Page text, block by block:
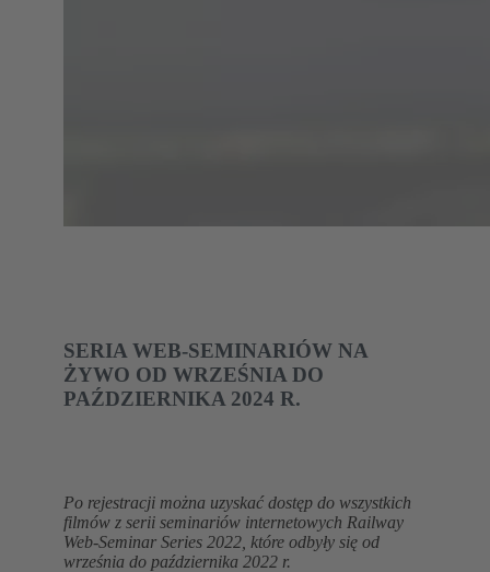
SERIA WEB-SEMINARIÓW NA
ŻYWO OD WRZEŚNIA DO
PAŹDZIERNIKA 2024 R.
Po rejestracji można uzyskać dostęp do wszystkich
filmów z serii seminariów internetowych Railway
Web-Seminar Series 2022, które odbyły się od
września do października 2022 r.